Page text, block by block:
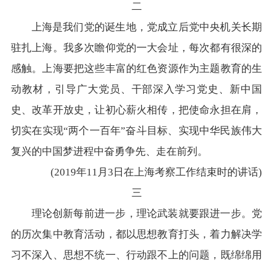
二
上海是我们党的诞生地，党成立后党中央机关长期
驻扎上海。我多次瞻仰党的一大会址，每次都有很深的
感触。上海要把这些丰富的红色资源作为主题教育的生
动教材，引导广大党员、干部深入学习党史、新中国
史、改革开放史，让初心薪火相传，把使命永担在肩，
切实在实现“两个一百年”奋斗目标、实现中华民族伟大
复兴的中国梦进程中奋勇争先、走在前列。
(2019年11月3日在上海考察工作结束时的讲话)
三
理论创新每前进一步，理论武装就要跟进一步。党
的历次集中教育活动，都以思想教育打头，着力解决学
习不深入、思想不统一、行动跟不上的问题，既绵绵用